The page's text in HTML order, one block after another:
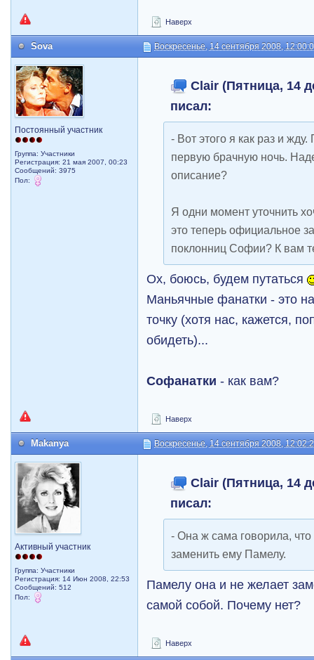
Наверх
Sova Воскресенье, 14 сентября 2008,
Постоянный участник
Группа: Участники
Регистрация: 21 мая 2007, 00:23
Сообщений: 3975
Пол:
Clair (Пятница, 14
писал:
- Вот этого я как раз и
первую брачную ночь.
описание?
Я одни момент уточнить
это теперь официальное
поклонниц Софии? К вам
Ох, боюсь, будем путаться
Маньячные фанатки - это
точку (хотя нас, кажется,
обидеть)...
Софанатки - как вам?
Наверх
Makanya Воскресенье, 14 сентября 2008,
Активный участник
Группа: Участники
Регистрация: 14 Июн 2008, 22:53
Сообщений: 512
Пол:
Clair (Пятница, 14
писал:
- Она ж сама говорила, что
заменить ему Памелу.
Памелу она и не желает
самой собой. Почему нет?
Наверх